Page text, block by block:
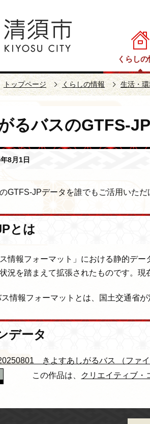
くらしの
トップページ くらしの情報 生活・
るバスのGTFS-
8月1日
GTFS-JPデータを誰でもご活用いた
とは
ス情報フォーマット」における静的デ
況を踏まえて拡張されたものです。
情報フォーマットとは、国土交通省
データ
きよすあしがるバス （ファイ
この作品は、 クリエイティブ・